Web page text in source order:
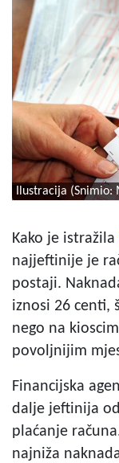
Ilustracija
Kako je istražila
najjeftinije je
postaji.
iznosi 26 centi,
nego na
povoljnijim
Financijska
dalje jeftinija
plaćanje
najniža